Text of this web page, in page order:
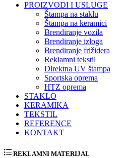
PROIZVODI I USLUGE
Štampa na staklu
Štampa na keramici
Brendiranje vozila
Brendiranje izloga
Brendiranje frižidera
Reklamni tekstil
Direktna UV štampa
Sportska oprema
HTZ oprema
STAKLO
KERAMIKA
TEKSTIL
REFERENCE
KONTAKT
REKLAMNI MATERIJAL